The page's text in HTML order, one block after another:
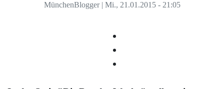
MünchenBlogger | Mi., 21.01.2015 - 21:05